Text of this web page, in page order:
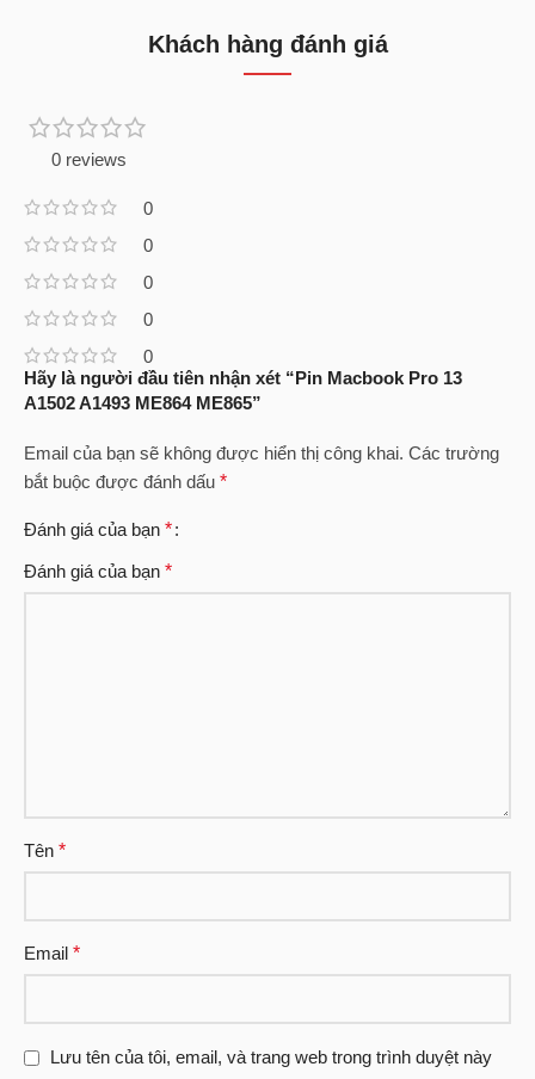
Khách hàng đánh giá
0 reviews
0
0
0
0
0
Hãy là người đầu tiên nhận xét “Pin Macbook Pro 13
A1502 A1493 ME864 ME865”
Email của bạn sẽ không được hiển thị công khai. Các trường
bắt buộc được đánh dấu *
Đánh giá của bạn *
Đánh giá của bạn *
Tên *
Email *
Lưu tên của tôi, email, và trang web trong trình duyệt này